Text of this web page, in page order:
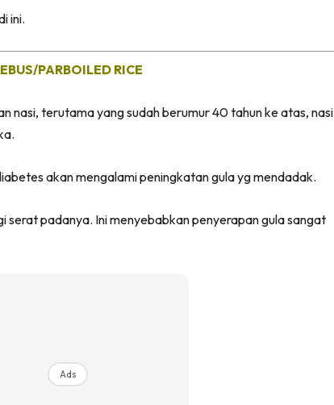
ini.
PARBOILED RICE
nasi, terutama yang sudah berumur 40 tahun ke atas, nasi
akan mengalami peningkatan gula yg mendadak.
serat padanya. Ini menyebabkan penyerapan gula sangat
Ads